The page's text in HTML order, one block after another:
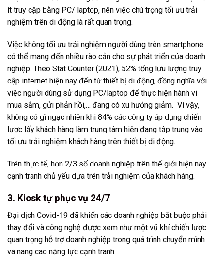
ít truy cập bằng PC/ laptop, nên việc chú trọng tối ưu trải
nghiệm trên di động là rất quan trọng.
Việc không tối ưu trải nghiệm người dùng trên smartphone
có thể mang đến nhiều rào cản cho sự phát triển của doanh
nghiệp. Theo Stat Counter (2021), 52% tổng lưu lượng truy
cập internet hiện nay đến từ thiết bị di động, đồng nghĩa với
việc người dùng sử dụng PC/laptop để thực hiện hành vi
mua sắm, gửi phản hồi,… đang có xu hướng giảm. Vì vậy,
không có gì ngạc nhiên khi 84% các công ty áp dụng chiến
lược lấy khách hàng làm trung tâm hiện đang tập trung vào
tối ưu trải nghiệm khách hàng trên thiết bị di động.
Trên thực tế, hơn 2/3 số doanh nghiệp trên thế giới hiện nay
cạnh tranh chủ yếu dựa trên trải nghiệm của khách hàng.
3. Kiosk tự phục vụ 24/7
Đại dịch Covid-19 đã khiến các doanh nghiệp bắt buộc phải
thay đổi và công nghệ được xem như một vũ khí chiến lược
quan trọng hỗ trợ doanh nghiệp trong quá trình chuyển mình
và nâng cao năng lực cạnh tranh.